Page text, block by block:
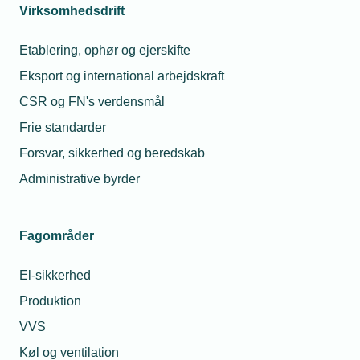
Virksomhedsdrift
Etablering, ophør og ejerskifte
Eksport og international arbejdskraft
CSR og FN's verdensmål
Frie standarder
Forsvar, sikkerhed og beredskab
Administrative byrder
Fagområder
El-sikkerhed
Produktion
VVS
Køl og ventilation
os.
Så sørger vi for at hjælpe dig godt
videre.
Telefon:43 43 60 00
Mandag til torsdag fra kl. 8:00 til 16:00
Fredag fra kl. 8:00 til 15:00.
jura@tekniq.dk